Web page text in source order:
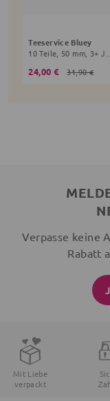
Teeservice Bluey
24,00 € 31,90 €
Verpasse keine
Rabatt
Mit Liebe
verpackt